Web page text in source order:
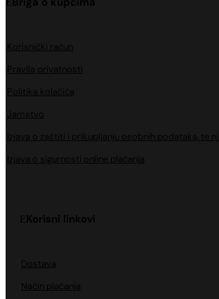
Korisnički račun
Pravila privatnosti
Politika kolačića
Jamstvo
Izjava o zaštiti i prikupljanju osobnih podataka, te
Izjava o sigurnosti online plaćanja
Korisni linkovi
Dostava
Način plaćanja